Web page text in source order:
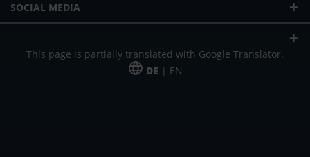
SOCIAL MEDIA
This page is partially translated with Google Translator.
DE | EN